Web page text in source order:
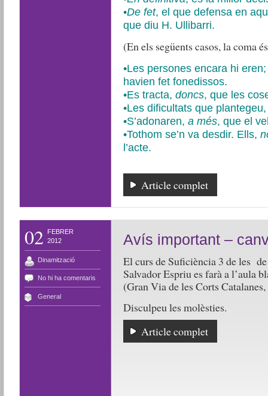
•De fet, el que defensa en
que diu H. Ullibarri.
(En els següents casos, la coma
•Les persones encara hi
havien fet fonedissos.
•Es tracta, doncs, que les
•Les dificultats que
•S’adonaren, a més, que el
•Tothom se’n va desdir. Ells,
l’acte.
Article complet
02
FEBRER
2012
Dinamització
No hi ha comentaris
General
Avís important –
El curs de Suficiència 3 de les
Salvador Espriu es farà a l’aula
(Gran Via de les Corts
Disculpeu les molèsties.
Article complet